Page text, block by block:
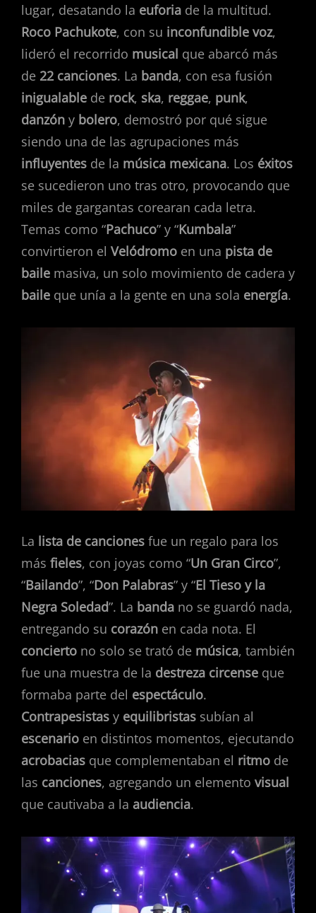
lugar, desatando la euforia de la multitud.
Roco Pachukote, con su inconfundible voz,
lideró el recorrido musical que abarcó más
de 22 canciones. La banda, con esa fusión
inigualable de rock, ska, reggae, punk,
danzón y bolero, demostró por qué sigue
siendo una de las agrupaciones más
influyentes de la música mexicana. Los éxitos
se sucedieron uno tras otro, provocando que
miles de gargantas corearan cada letra.
Temas como “Pachuco” y “Kumbala”
convirtieron el Velódromo en una pista de
baile masiva, un solo movimiento de cadera y
baile que unía a la gente en una sola energía.
La lista de canciones fue un regalo para los
más fieles, con joyas como “Un Gran Circo”,
“Bailando”, “Don Palabras” y “El Tieso y la
Negra Soledad”. La banda no se guardó nada,
entregando su corazón en cada nota. El
concierto no solo se trató de música, también
fue una muestra de la destreza circense que
formaba parte del espectáculo.
Contrapesistas y equilibristas subían al
escenario en distintos momentos, ejecutando
acrobacias que complementaban el ritmo de
las canciones, agregando un elemento visual
que cautivaba a la audiencia.